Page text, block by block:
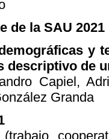
de la SAU 2021
y
descriptivo de
Capiel,
Granda